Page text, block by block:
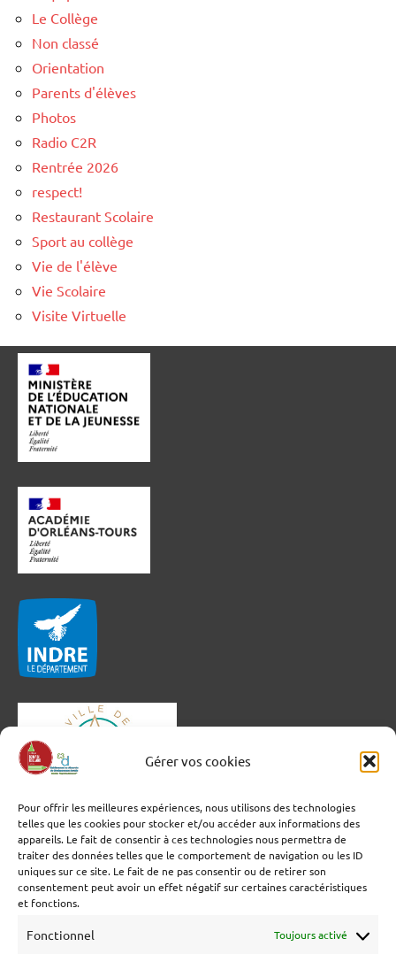
Gérer vos cookies
Pour offrir les meilleures expériences, nous utilisons des technologies
telles que les cookies pour stocker et/ou accéder aux informations des
appareils. Le fait de consentir à ces technologies nous permettra de
traiter des données telles que le comportement de navigation ou les ID
uniques sur ce site. Le fait de ne pas consentir ou de retirer son
consentement peut avoir un effet négatif sur certaines caractéristiques
et fonctions.
Fonctionnel Toujours activé
Le Collège
Non classé
Orientation
Parents d'élèves
Photos
Radio C2R
Rentrée 2026
respect!
Restaurant Scolaire
Sport au collège
Vie de l'élève
Vie Scolaire
Visite Virtuelle